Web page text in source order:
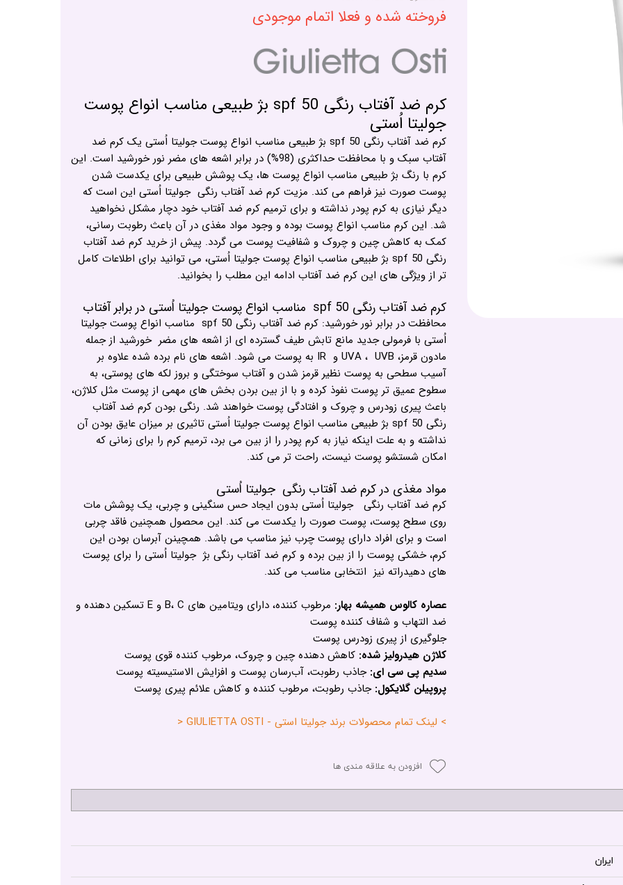
فروخته شده و فعلا اتمام موجودی
کرم ضد آفتاب رنگی spf 50 بژ طبیعی مناسب انواع پوست
جولیتا اُستی
کرم ضد آفتاب رنگی spf 50 بژ طبیعی مناسب انواع پوست جولیتا اُستی یک کرم ضد
آفتاب سبک و با محافظت حداکثری (98%) در برابر اشعه های مضر نور خورشید است. این
کرم با رنگ بژ طبیعی مناسب انواع پوست ها، یک پوشش طبیعی برای یکدست شدن
پوست صورت نیز فراهم می کند. مزیت کرم ضد آفتاب رنگی جولیتا اُستی این است که
دیگر نیازی به کرم پودر نداشته و برای ترمیم کرم ضد آفتاب خود دچار مشکل نخواهید
شد. این کرم مناسب انواع پوست بوده و وجود مواد مغذی در آن باعث رطوبت رسانی،
کمک به کاهش چین و چروک و شفافیت پوست می گردد. پیش از خرید کرم ضد آفتاب
رنگی spf 50 بژ طبیعی مناسب انواع پوست جولیتا اُستی، می توانید برای اطلاعات کامل
تر از ویژگی های این کرم ضد آفتاب ادامه این مطلب را بخوانید.
کرم ضد آفتاب رنگی spf 50 مناسب انواع پوست جولیتا اُستی در برابر آفتاب
محافظت در برابر نور خورشید: کرم ضد آفتاب رنگی spf 50 مناسب انواع پوست جولیتا
اُستی با فرمولی جدید مانع تابش طیف گسترده ای از اشعه های مضر خورشید از جمله
مادون قرمز، UVA ، UVB و IR به پوست می شود. اشعه های نام برده شده علاوه بر
آسیب سطحی به پوست نظیر قرمز شدن و آفتاب سوختگی و بروز لکه های پوستی، به
سطوح عمیق تر پوست نفوذ کرده و با از بین بردن بخش های مهمی از پوست مثل کلاژن،
باعث پیری زودرس و چروک و افتادگی پوست خواهند شد. رنگی بودن کرم ضد آفتاب
رنگی spf 50 بژ طبیعی مناسب انواع پوست جولیتا اُستی تاثیری بر میزان عایق بودن آن
نداشته و به علت اینکه نیاز به کرم پودر را از بین می برد، ترمیم کرم را برای زمانی که
امکان شستشو پوست نیست، راحت تر می کند.
مواد مغذی در کرم ضد آفتاب رنگی جولیتا اُستی
کرم ضد آفتاب رنگی جولیتا اُستی بدون ایجاد حس سنگینی و چربی، یک پوشش مات
روی سطح پوست، پوست صورت را یکدست می کند. این محصول همچنین فاقد چربی
است و برای افراد دارای پوست چرب نیز مناسب می باشد. همچینن آبرسان بودن این
کرم، خشکی پوست را از بین برده و کرم ضد آفتاب رنگی بژ جولیتا اُستی را برای پوست
های دهیدراته نیز انتخابی مناسب می کند.
عصاره کالوس همیشه بهار:
مرطوب کننده، دارای ویتامین های B، C و E تسکین دهنده و
ضد التهاب و شفاف کننده پوست
جلوگیری از پیری زودرس پوست
کلاژن هیدرولیز شده: کاهش دهنده چین و چروک، مرطوب کننده قوی پوست
سدیم پی سی ای:جاذب رطوبت، آب‌رسان پوست و افزایش الاستیسیته پوست
پروپیلن گلایکول: جاذب رطوبت، مرطوب کننده و کاهش علائم پیری پوست
> لینک تمام محصولات برند جولیتا استی - GIULIETTA OSTI <
افزودن به علاقه مندی ها
ایران